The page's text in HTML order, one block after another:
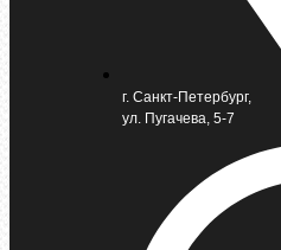
г. Санкт-Петербург,
ул. Пугачева, 5-7